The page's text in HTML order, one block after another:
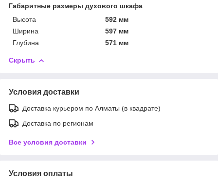
Габаритные размеры духового шкафа
Высота
592 мм
Ширина
597 мм
Глубина
571 мм
Скрыть
Условия доставки
Доставка курьером по Алматы (в квадрате)
Доставка по регионам
Все условия доставки
Условия оплаты